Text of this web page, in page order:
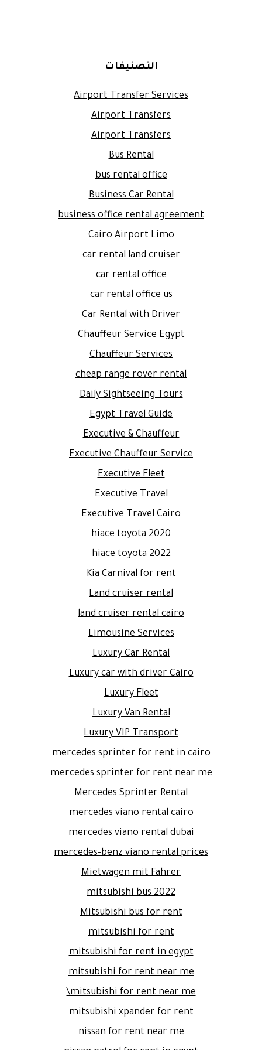
التصنيفات
Airport Transfer Services
Airport Transfers
Airport Transfers
Bus Rental
bus rental office
Business Car Rental
business office rental agreement
Cairo Airport Limo
car rental land cruiser
car rental office
car rental office us
Car Rental with Driver
Chauffeur Service Egypt
Chauffeur Services
cheap range rover rental
Daily Sightseeing Tours
Egypt Travel Guide
Executive & Chauffeur
Executive Chauffeur Service
Executive Fleet
Executive Travel
Executive Travel Cairo
hiace toyota 2020
hiace toyota 2022
Kia Carnival for rent
Land cruiser rental
land cruiser rental cairo
Limousine Services
Luxury Car Rental
Luxury car with driver Cairo
Luxury Fleet
Luxury Van Rental
Luxury VIP Transport
mercedes sprinter for rent in cairo
mercedes sprinter for rent near me
Mercedes Sprinter Rental
mercedes viano rental cairo
mercedes viano rental dubai
mercedes-benz viano rental prices
Mietwagen mit Fahrer
mitsubishi bus 2022
Mitsubishi bus for rent
mitsubishi for rent
mitsubishi for rent in egypt
mitsubishi for rent near me
mitsubishi for rent near me\
mitsubishi xpander for rent
nissan for rent near me